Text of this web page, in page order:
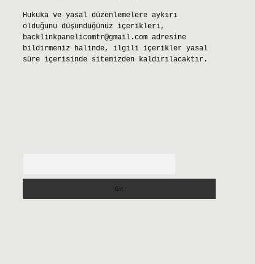
Hukuka ve yasal düzenlemelere aykırı
olduğunu düşündüğünüz içerikleri,
backlinkpanelicomtr@gmail.comadresine
bildirmeniz halinde, ilgili içerikler yasal
süre içerisinde sitemizden kaldırılacaktır.